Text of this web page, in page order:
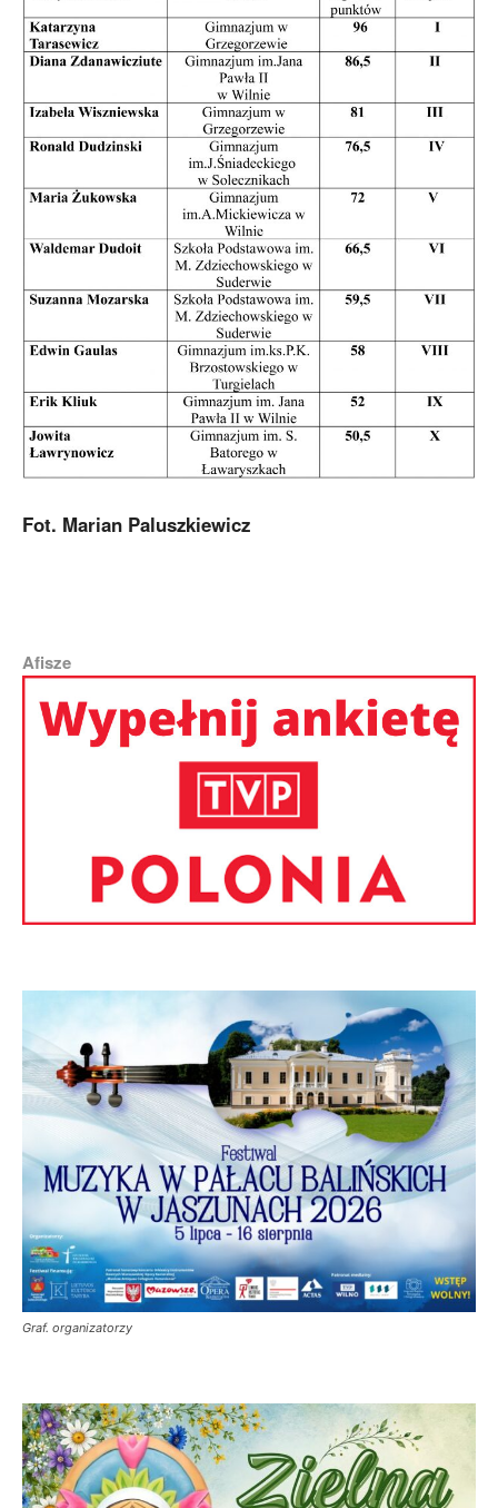
Fot. Marian Paluszkiewicz
Afisze
Graf. organizatorzy